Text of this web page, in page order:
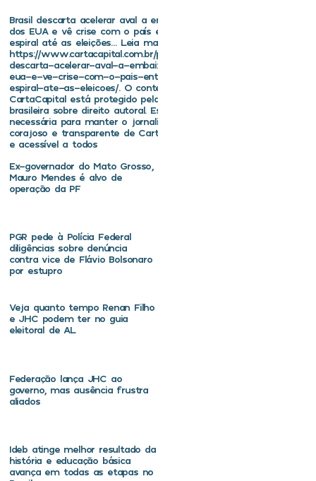
Brasil descarta acelerar aval a embaixador
dos EUA e vê crise com o país entrar em
espiral até as eleições… Leia mais em
https://www.cartacapital.com.br/politica/brasil-
descarta-acelerar-aval-a-embaixador-dos-
eua-e-ve-crise-com-o-pais-entrar-em-
espiral-ate-as-eleicoes/. O conteúdo de
CartaCapital está protegido pela legislação
brasileira sobre direito autoral. Essa defesa é
necessária para manter o jornalismo
corajoso e transparente de CartaCapital vivo
e acessível a todos
Ex-governador do Mato Grosso,
Mauro Mendes é alvo de
operação da PF
PGR pede à Polícia Federal
diligências sobre denúncia
contra vice de Flávio Bolsonaro
por estupro
Veja quanto tempo Renan Filho
e JHC podem ter no guia
eleitoral de AL
Federação lança JHC ao
governo, mas ausência frustra
aliados
Ideb atinge melhor resultado da
história e educação básica
avança em todas as etapas no